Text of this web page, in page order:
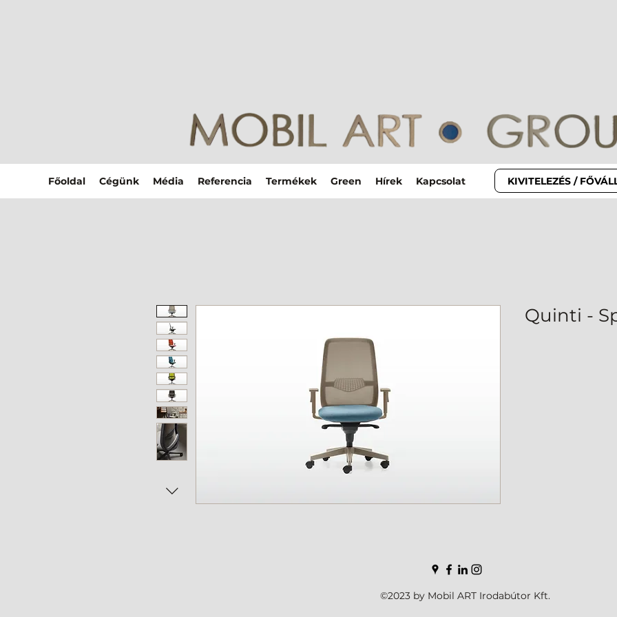
Főoldal Cégünk Média Referencia Termékek Green Hírek Kapcsolat KIVITELEZÉS /
Quinti -
©2023 by Mobil ART Irodabútor Kft.